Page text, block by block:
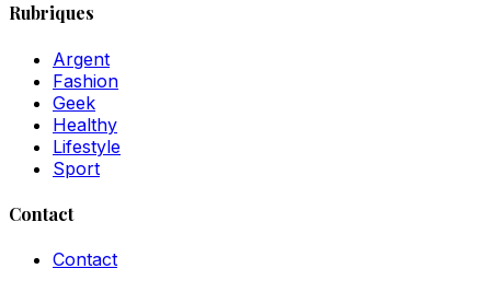
Rubriques
Argent
Fashion
Geek
Healthy
Lifestyle
Sport
Contact
Contact